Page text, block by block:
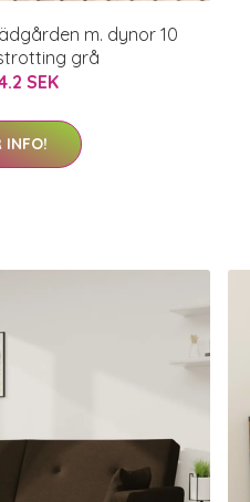
m. dynor 10
grå
SEK
INFO!